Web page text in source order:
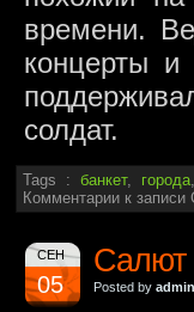
времени.
концерты
солдат.
Tags : банкет, города
Комментарии к
СЕН
05
Салют
Posted by